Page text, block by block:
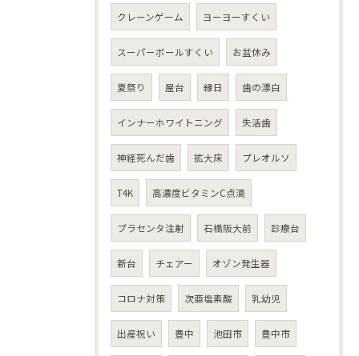
クレーンゲーム ヨーヨーすくい
スーパーボールすくい お盆休み
夏祭り 屋台 縁日 歯の漂白
インナーホワイトニング 失活歯
神経死んだ歯 拡大床 プレオルソ
T4K 高濃度ビタミンC点滴
プラセンタ注射 石橋阪大前 診療台
新台 チェアー オゾン発生器
コロナ対策 次亜塩素酸 乳幼児
出産祝い 豊中 池田市 豊中市